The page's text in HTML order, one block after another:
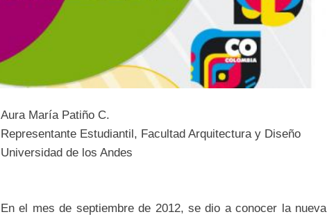
Aura María Patiño C.
Representante Estudiantil, Facultad Arquitectura y Diseño
Universidad de los Andes
En el mes de septiembre de 2012, se dio a conocer la nueva